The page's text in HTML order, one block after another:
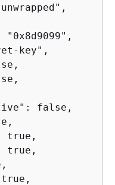
"0x8d9099",
key",
false,
true,
true,